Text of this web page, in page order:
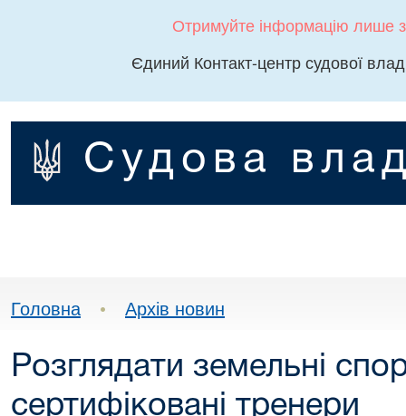
Отримуйте інформацію лише
Єдиний Контакт-центр судової
Судова
Головна • Архів новин
Розглядати земельні
сертифіковані тренери